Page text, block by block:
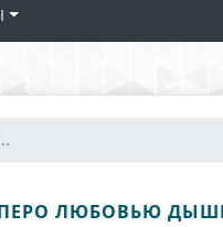
ЛЮБОВЬЮ